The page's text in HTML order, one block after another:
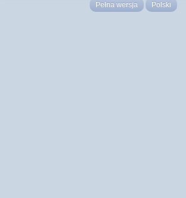
Pełna wersja Polski